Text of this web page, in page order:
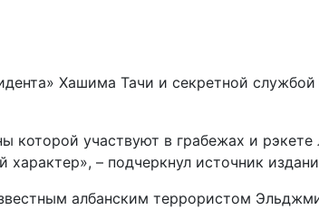
Хашима Тачи и секретной
которой участвуют в грабежах и
– подчеркнул источник
албанским террористом